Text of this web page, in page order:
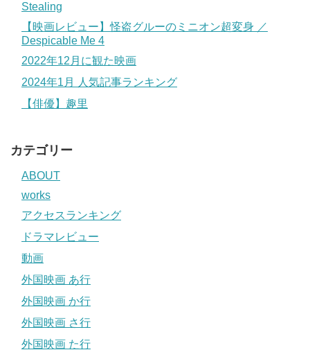
Stealing
【映画レビュー】怪盗グルーのミニオン超変身 ／
Despicable Me 4
2022年12月に観た映画
2024年1月 人気記事ランキング
【俳優】趣里
カテゴリー
ABOUT
works
アクセスランキング
ドラマレビュー
動画
外国映画 あ行
外国映画 か行
外国映画 さ行
外国映画 た行